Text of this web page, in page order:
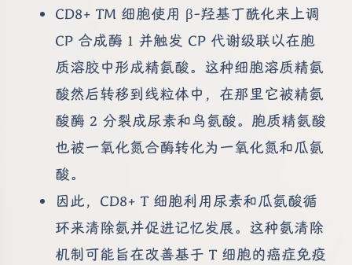
CD8+ TM 细胞使用 β-羟基丁酰化来上调
CP 合成酶 1 并触发 CP 代谢级联以在胞
质溶胶中形成精氨酸。这种细胞溶质精氨
酸然后转移到线粒体中，在那里它被精氨
酸酶 2 分裂成尿素和鸟氨酸。胞质精氨酸
也被一氧化氮合酶转化为一氧化氮和瓜氨
酸。
因此，CD8+ T 细胞利用尿素和瓜氨酸循
环来清除氨并促进记忆发展。这种氨清除
机制可能旨在改善基于 T 细胞的癌症免疫